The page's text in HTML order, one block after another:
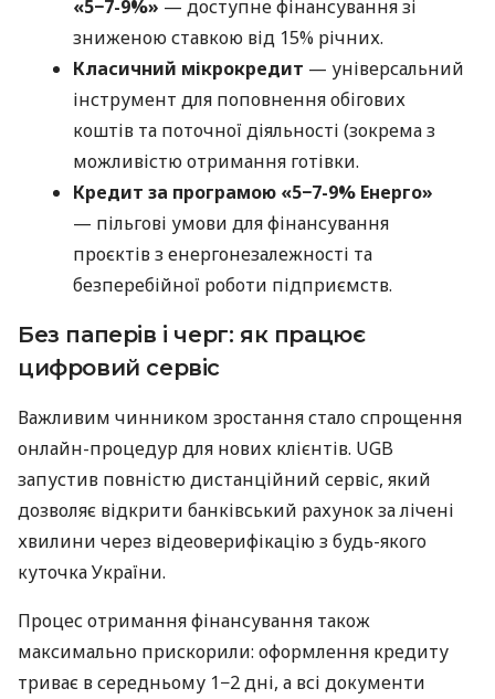
«5−7-9%» — доступне фінансування зі
зниженою ставкою від 15% річних.
Класичний мікрокредит — універсальний
інструмент для поповнення обігових
коштів та поточної діяльності (зокрема з
можливістю отримання готівки.
Кредит за програмою «5−7-9% Енерго»
— пільгові умови для фінансування
проєктів з енергонезалежності та
безперебійної роботи підприємств.
Без паперів і черг: як працює
цифровий сервіс
Важливим чинником зростання стало спрощення
онлайн-процедур для нових клієнтів. UGB
запустив повністю дистанційний сервіс, який
дозволяє відкрити банківський рахунок за лічені
хвилини через відеоверифікацію з будь-якого
куточка України.
Процес отримання фінансування також
максимально прискорили: оформлення кредиту
триває в середньому 1−2 дні, а всі документи